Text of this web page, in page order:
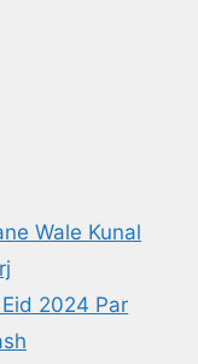
Wale Kunal
2024 Par